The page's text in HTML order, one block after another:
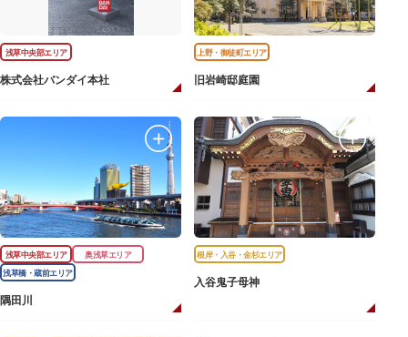
浅草中央部エリア
株式会社バンダイ本社
上野・御徒町エリア
旧岩崎邸庭園
浅草中央部エリア
奥浅草エリア
浅草橋・蔵前エリア
隅田川
根岸・入谷・金杉エリア
入谷鬼子母神